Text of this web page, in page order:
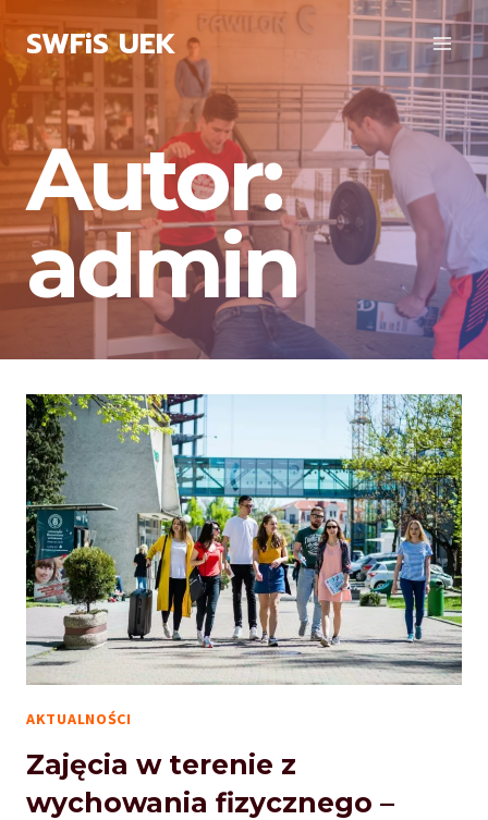
do
treści
SWFiS UEK
Autor:
admin
AKTUALNOŚCI
Zajęcia w terenie z
wychowania fizycznego –